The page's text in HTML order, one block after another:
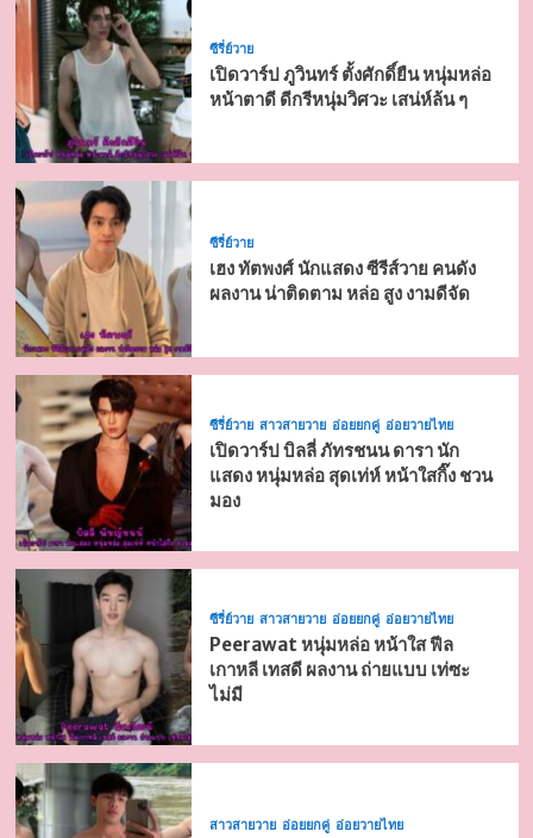
ซีรี่ย์วาย
เปิดวาร์ป ภูวินทร์ ตั้งศักดิ์ยืน หนุ่มหล่อ
หน้าตาดี ดีกรีหนุ่มวิศวะ เสน่ห์ล้น ๆ
ซีรี่ย์วาย
เฮง ทัตพงศ์ นักแสดง ซีรีส์วาย คนดัง
ผลงาน น่าติดตาม หล่อ สูง งามดีจัด
ซีรี่ย์วาย สาวสายวาย อ่อยยกคู่ อ่อยวายไทย
เปิดวาร์ป บิลลี่ ภัทรชนน ดารา นัก
แสดง หนุ่มหล่อ สุดเท่ห์ หน้าใสกิ๊ง ชวน
มอง
ซีรี่ย์วาย สาวสายวาย อ่อยยกคู่ อ่อยวายไทย
Peerawat หนุ่มหล่อ หน้าใส ฟีล
เกาหลี เทสดี ผลงาน ถ่ายแบบ เท่ซะ
ไม่มี
สาวสายวาย อ่อยยกคู่ อ่อยวายไทย